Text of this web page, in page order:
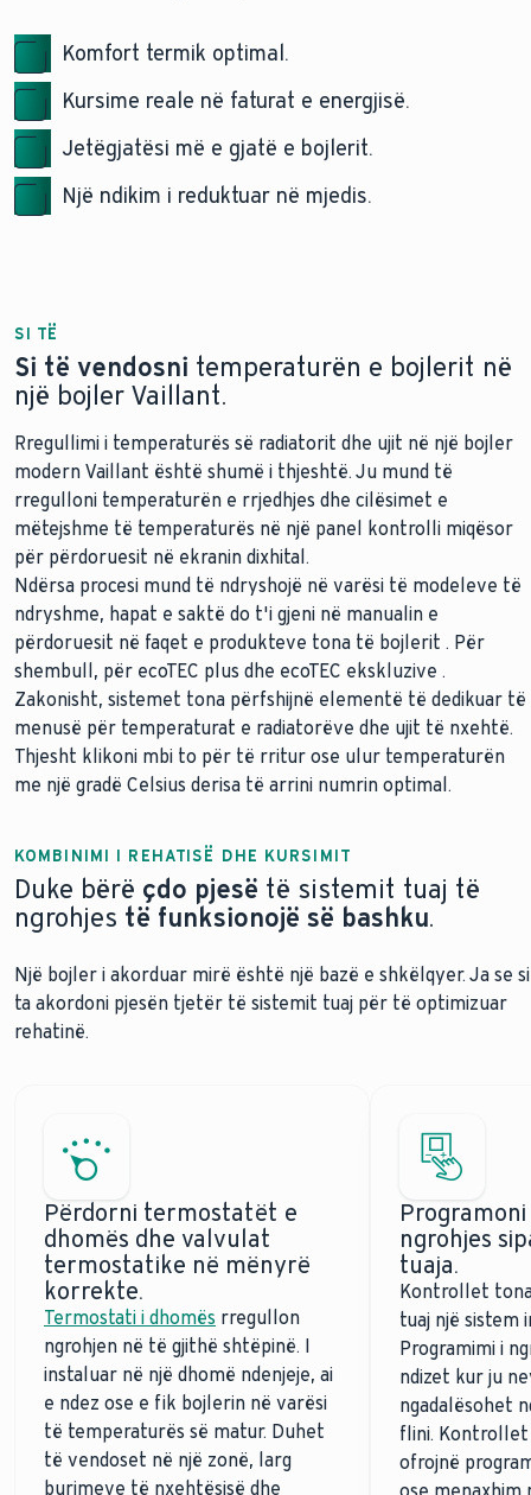
Komfort termik optimal.
Kursime reale në faturat e energjisë.
Jetëgjatësi më e gjatë e bojlerit.
Një ndikim i reduktuar në mjedis.
SI TË
Si të vendosni temperaturën e bojlerit në
një bojler Vaillant.
Rregullimi i temperaturës së radiatorit dhe ujit në një bojler
modern Vaillant është shumë i thjeshtë. Ju mund të
rregulloni temperaturën e rrjedhjes dhe cilësimet e
mëtejshme të temperaturës në një panel kontrolli miqësor
për përdoruesit në ekranin dixhital.
Ndërsa procesi mund të ndryshojë në varësi të modeleve të
ndryshme, hapat e saktë do t'i gjeni në manualin e
përdoruesit në faqet e produkteve tona të bojlerit . Për
shembull, për ecoTEC plus dhe ecoTEC ekskluzive .
Zakonisht, sistemet tona përfshijnë elementë të dedikuar të
menusë për temperaturat e radiatorëve dhe ujit të nxehtë.
Thjesht klikoni mbi to për të rritur ose ulur temperaturën
me një gradë Celsius derisa të arrini numrin optimal.
KOMBINIMI I REHATISË DHE KURSIMIT
Duke bërë çdo pjesë të sistemit tuaj të
ngrohjes të funksionojë së bashku.
Një bojler i akorduar mirë është një bazë e shkëlqyer. Ja se si
ta akordoni pjesën tjetër të sistemit tuaj për të optimizuar
rehatinë.
Përdorni termostatët e
dhomës dhe valvulat
termostatike në mënyrë
korrekte.
Termostati i dhomës rregullon
ngrohjen në të gjithë shtëpinë. I
instaluar në një dhomë ndenjeje, ai
e ndez ose e fik bojlerin në varësi
të temperaturës së matur. Duhet
të vendoset në një zonë, larg
burimeve të nxehtësisë dhe
ngrohjes
tuaja.
Kontrollet
tuaj një sistem
Programimi i
ndizet kur ju
ngadalësohet
flini.
ofrojnë